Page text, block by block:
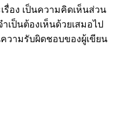
อง เป็นความคิดเห็นส่วน
เป็นต้องเห็นด้วยเสมอไป
วามรับผิดชอบของผู้เขียน